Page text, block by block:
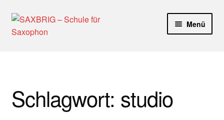
Zur
Navigation
Zum
Inhalt
Menü
Aktuelle Blog Artikel
Schlagwort: studio